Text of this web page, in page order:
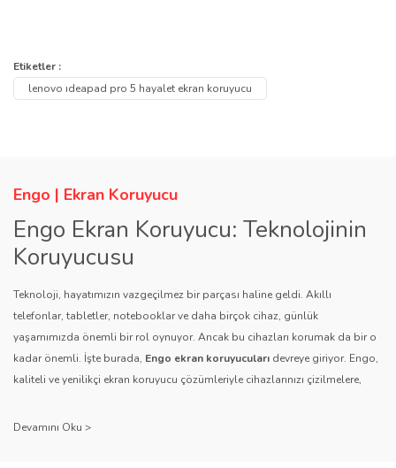
konularda yetersiz gördüğünüz noktaları öneri formunu kullanarak
tarafımıza iletebilirsiniz.
Görüş ve önerileriniz için teşekkür ederiz.
Ürün fiyatı diğer sitelerden daha pahalı.
Bu ürüne benzer farklı alternatifler olmalı.
Etiketler :
lenovo ıdeapad pro 5 hayalet ekran koruyucu
Engo | Ekran Koruyucu
Engo Ekran Koruyucu: Teknolojinin
Koruyucusu
Teknoloji, hayatımızın vazgeçilmez bir parçası haline geldi. Akıllı
telefonlar, tabletler, notebooklar ve daha birçok cihaz, günlük
yaşamımızda önemli bir rol oynuyor. Ancak bu cihazları korumak da bir o
kadar önemli. İşte burada, Engo ekran koruyucuları devreye giriyor. Engo,
kaliteli ve yenilikçi ekran koruyucu çözümleriyle cihazlarınızı çizilmelere,
sağlıyor.